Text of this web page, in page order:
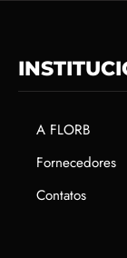
A FLORB
Fornecedores
Contatos